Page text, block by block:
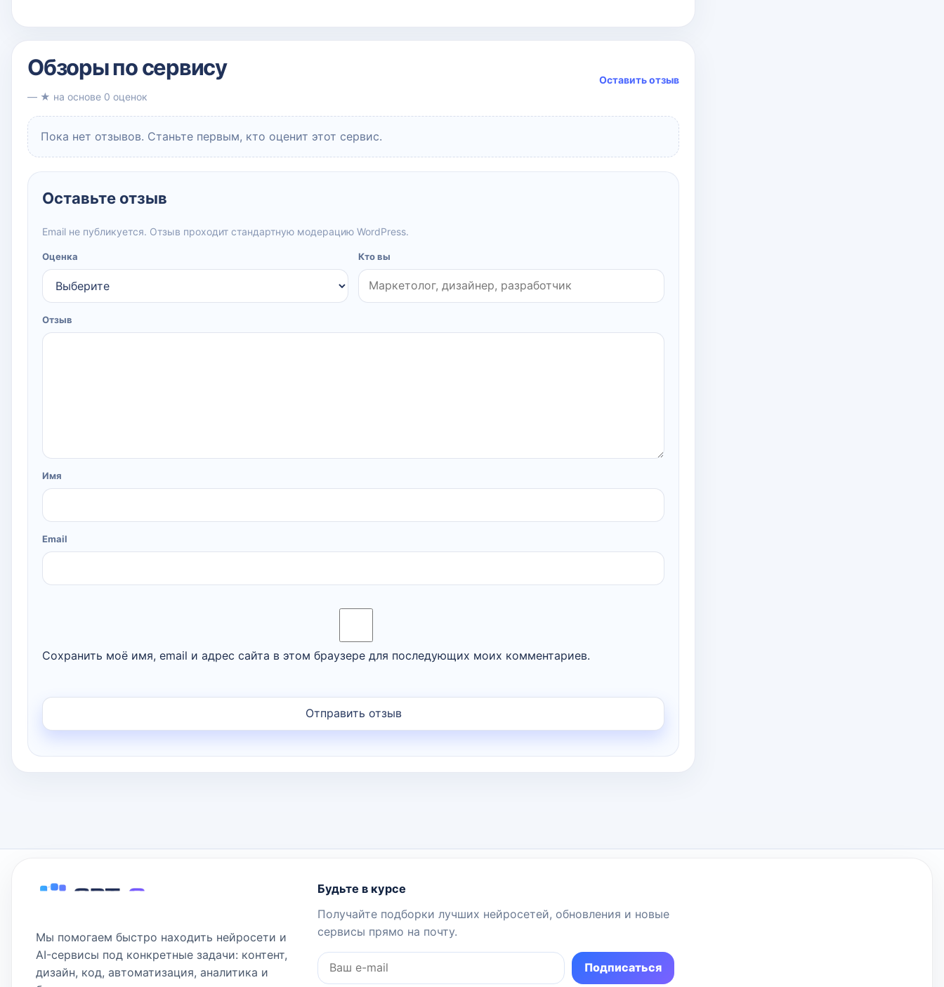
Обзоры по сервису
— ★ на основе 0 оценок
Оставить отзыв
Пока нет отзывов. Станьте первым, кто оценит этот сервис.
Оставьте отзыв
Email не публикуется. Отзыв проходит стандартную модерацию WordPress.
Оценка Кто вы
Отзыв
Имя
Email
Сохранить моё имя, email и адрес сайта в этом браузере для последующих моих комментариев.
Мы помогаем быстро находить нейросети и
AI-сервисы под конкретные задачи: контент,
дизайн, код, автоматизация, аналитика и
Будьте в курсе
Получайте подборки лучших нейросетей, обновления и новые
сервисы прямо на почту.
Подписаться